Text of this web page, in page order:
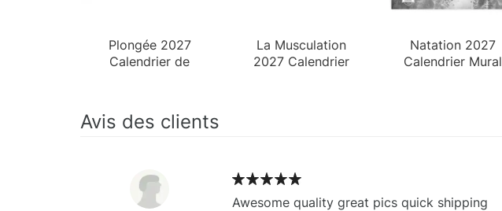
Plongée 2027
Calendrier de
La Musculation
2027 Calendrier
Natation 2027
Calendrier Mural
Avis des clients
Awesome quality great pics quick shipping